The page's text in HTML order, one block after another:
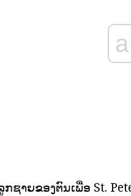
ກຊາຍຂອງຕົນເພື່ອ St.